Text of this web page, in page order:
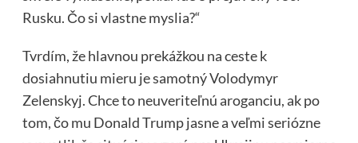
Rusku. Čo si vlastne myslia?“
Tvrdím, že hlavnou prekážkou na ceste k
dosiahnutiu mieru je samotný Volodymyr
Zelenskyj. Chce to neuveriteľnú aroganciu, ak po
tom, čo mu Donald Trump jasne a veľmi seriózne